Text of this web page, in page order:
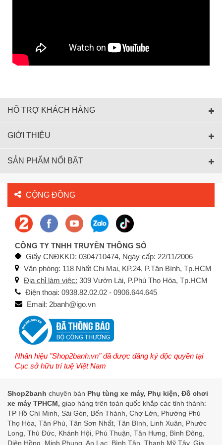
HỖ TRỢ KHÁCH HÀNG
GIỚI THIỆU
SẢN PHẨM NỔI BẬT
CỘNG ĐỒNG
CÔNG TY TNHH TRUYỀN THÔNG SỐ
Giấy CNĐKKD: 0304710474, Ngày cấp: 22/11/2006
Văn phòng: 118 Nhất Chi Mai, KP.24, P.Tân Bình, Tp.HCM
Địa chỉ làm việc: 309 Vườn Lài, P.Phú Thọ Hòa, Tp.HCM
Điện thoại: 0938.82.02.02 - 0906.644.645
Email: 2banh@igo.vn
Nhãn hiệu "Shop2banh.vn" đã được đăng ký độc quyền tại
Cục sở hữu trí tuệ Việt Nam
Shop2banh chuyên bán Phụ tùng xe máy, Phụ kiện, Đồ chơi
xe máy TPHCM, giao hàng trên toàn quốc khắp các tỉnh thành:
TP Hồ Chí Minh, Sài Gòn, Bến Thành, Chợ Lớn, Phường Phú
Thọ Hòa, Tân Phú, Tân Sơn Nhất, Tân Bình, Linh Xuân, Phước
Long, Thủ Đức, Khánh Hội, Phú Thuận, Tân Hưng, Bình Đông,
Diên Hồng, Minh Phụng, An Lạc, Bình Tân, Thạnh Mỹ Tây, Gia